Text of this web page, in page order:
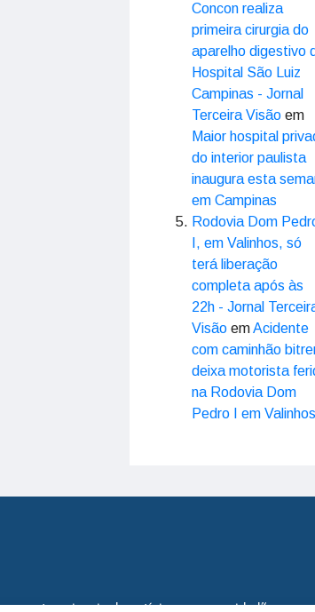
Concon realiza
primeira cirurgia do
aparelho digestivo
Hospital São Luiz
Campinas - Jornal
Terceira Visão em
Maior hospital
do interior paulista
inaugura esta
em Campinas
Rodovia Dom
I, em Valinhos, só
terá liberação
completa após às
22h - Jornal
Visão emAcidente
com caminhão
deixa motorista
na Rodovia Dom
Pedro I em Valinhos
uma terceira via de notícias para os cidadãos